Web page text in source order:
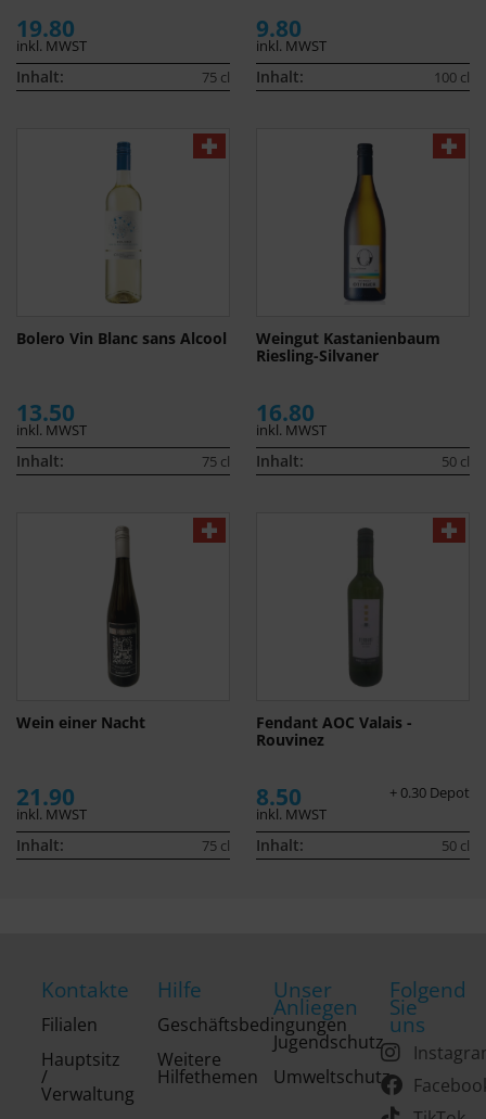
19.80
inkl. MWST
Inhalt: 75 cl
9.80
inkl. MWST
Inhalt: 100 cl
Bolero Vin Blanc sans Alcool
13.50
inkl. MWST
Inhalt: 75 cl
Weingut Kastanienbaum
Riesling-Silvaner
16.80
inkl. MWST
Inhalt: 50 cl
Wein einer Nacht
21.90
inkl. MWST
Inhalt: 75 cl
Fendant AOC Valais -
Rouvinez
8.50
+ 0.30 Depot
inkl. MWST
Inhalt: 50 cl
Kontakte
Filialen
Hauptsitz
/
Verwaltung
Hilfe
Geschäftsbedingungen
Weitere
Hilfethemen
Unser
Anliegen
Jugendschutz
Umweltschutz
Folgend
Sie
uns